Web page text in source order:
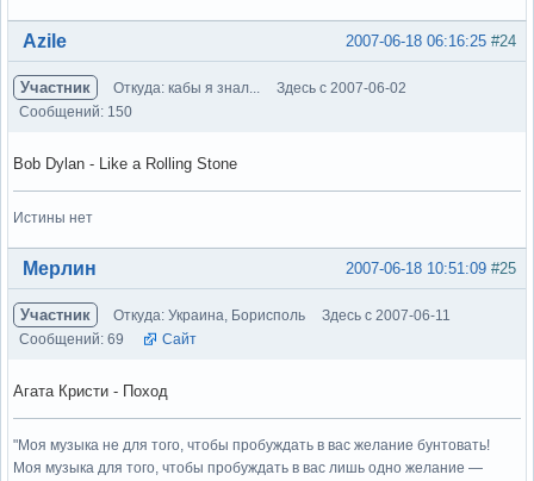
Вне форума #24
2007-06-18 06:16:25
Azile
Участник Откуда: кабы я знал...
Здесь с 2007-06-02
Сообщений: 150
Bob Dylan - Like a Rolling Stone
Истины нет
Вне форума #25
2007-06-18 10:51:09
Мерлин
Участник Откуда: Украина, Борисполь
Здесь с 2007-06-11
Сообщений: 69
Сайт
Агата Кристи - Поход
"Моя музыка не для того, чтобы пробуждать в вас желание бунтовать!
Моя музыка для того, чтобы пробуждать в вас лишь одно желание —